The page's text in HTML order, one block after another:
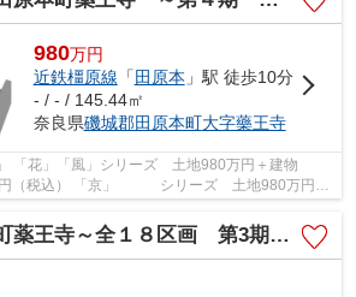
980万円
近鉄橿原線 「 田原本 」駅 徒歩10分
- / - / 145.44㎡
奈良県磯城郡田原本町大字藥王寺
「花」「風」シリーズ 土地980万円＋建物
円（税込） 「京」 シリーズ 土地980万円＋
建物2,480万円＝3,460万円（税込） やまと不動産...
王寺～全１８区画 第3期全４区画～